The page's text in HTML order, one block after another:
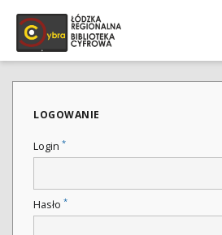
LOGOWANIE
Login *
Hasło *